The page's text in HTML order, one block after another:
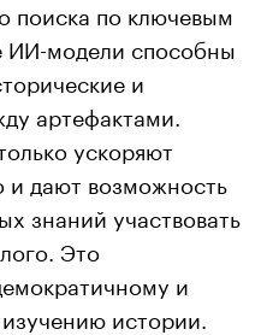
поиска по ключевым
ИИ-модели способны
и
артефактами.
ускоряют
и дают возможность
знаний участвовать
Это
и
истории.